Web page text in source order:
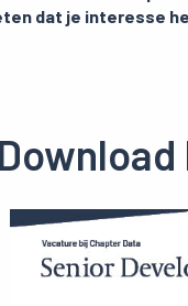
dat je interesse